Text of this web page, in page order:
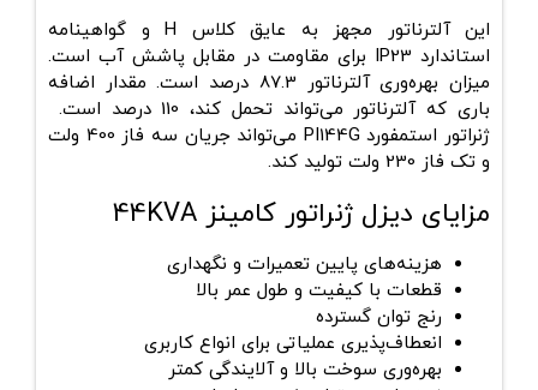
این آلترناتور مجهز به عایق کلاس H و گواهینامه
استاندارد IP23 برای مقاومت در مقابل پاشش آب است.
میزان بهره‌وری آلترناتور 87.3 درصد است. مقدار اضافه
باری که آلترناتور می‌تواند تحمل کند، 110 درصد است.
ژنراتور استمفورد PI144G می‌تواند جریان سه فاز 400 ولت
و تک فاز 230 ولت تولید کند.
مزایای دیزل ژنراتور کامینز 44KVA
هزینه‌های پایین تعمیرات و نگهداری
قطعات با کیفیت و طول عمر بالا
رنج توان گسترده
انعطاف‌پذیری عملیاتی برای انواع کاربری
بهره‌وری سوخت بالا و آلایندگی کمتر